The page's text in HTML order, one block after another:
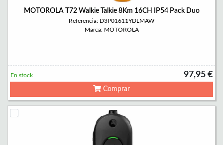
MOTOROLA T72 Walkie Talkie 8Km 16CH IP54 Pack Duo
Referencia: D3P01611YDLMAW
Marca: MOTOROLA
97,95 €
En stock
Comprar